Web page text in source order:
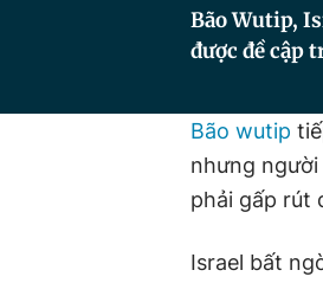
Bão Wutip,
được đề cập
Bão wutip
nhưng
phải gấp rút
Israel bất